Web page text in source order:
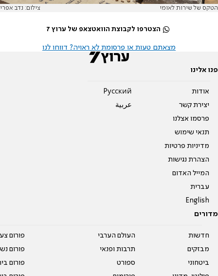
הטקס של שירות לאומי צילום: נדב אפרי
הצטרפו לקבוצת הוואטצאפ של ערוץ 7
מצאתם טעות או פרסומת לא ראויה? דווחו לנו
פנו אלינו
אודות
יצירת קשר
פרסמו אצלנו
תנאי שימוש
מדיניות פרטיות
הצהרת נגישות
המייל האדום
עברית
English
Pусский
عربية
מדורים
חדשות
מבזקים
ביטחוני
העולם הערבי
תרבות ופנאי
ספורט
פורום
פורום
פורום